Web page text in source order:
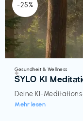
-25%
Gesundheit & Wellness
SYLO KI
Deine KI-
Mehr lesen
€‎